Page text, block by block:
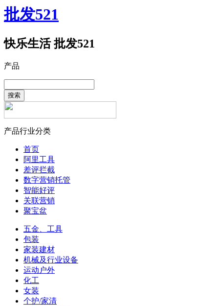
批发521
快乐生活 批发521
产品
搜索
产品行业分类
首页
阿里工具
差评拦截
数字营销托管
智能好评
关联营销
聚宝盆
五金、工具
包装
家装建材
机械及行业设备
运动户外
化工
女装
个护/家清